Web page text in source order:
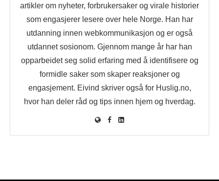
artikler om nyheter, forbrukersaker og virale historier
som engasjerer lesere over hele Norge. Han har
utdanning innen webkommunikasjon og er også
utdannet sosionom. Gjennom mange år har han
opparbeidet seg solid erfaring med å identifisere og
formidle saker som skaper reaksjoner og
engasjement. Eivind skriver også for Huslig.no,
hvor han deler råd og tips innen hjem og hverdag.